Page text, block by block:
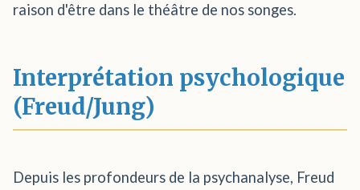
raison d'être dans le théâtre de nos songes.
Interprétation psychologique
(Freud/Jung)
Depuis les profondeurs de la psychanalyse, Freud